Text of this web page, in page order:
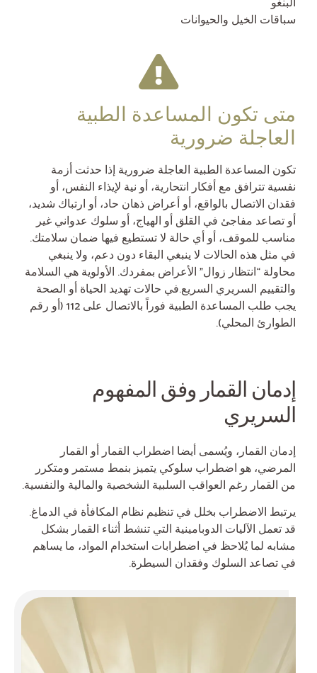
سباقات الخيل والحيوانات
متى تكون المساعدة الطبية
العاجلة ضرورية
تكون المساعدة الطبية العاجلة ضرورية إذا حدثت أزمة
نفسية تترافق مع أفكار انتحارية، أو نية لإيذاء النفس، أو
فقدان الاتصال بالواقع، أو أعراض ذهان حاد، أو ارتباك شديد،
أو تصاعد مفاجئ في القلق أو الهياج، أو سلوك عدواني غير
مناسب للموقف، أو أي حالة لا تستطيع فيها ضمان سلامتك.
في مثل هذه الحالات لا ينبغي البقاء دون دعم، ولا ينبغي
محاولة “انتظار زوال” الأعراض بمفردك. الأولوية هي السلامة
والتقييم السريري السريع.في حالات تهديد الحياة أو الصحة
يجب طلب المساعدة الطبية فوراً بالاتصال على 112 (أو رقم
الطوارئ المحلي).
إدمان القمار وفق المفهوم
السريري
إدمان القمار، ويُسمى أيضا اضطراب القمار أو القمار
المرضي، هو اضطراب سلوكي يتميز بنمط مستمر ومتكرر
من القمار رغم العواقب السلبية الشخصية والمالية والنفسية.
يرتبط الاضطراب بخلل في تنظيم نظام المكافأة في الدماغ.
قد تعمل الآليات الدوبامينية التي تنشط أثناء القمار بشكل
مشابه لما يُلاحظ في اضطرابات استخدام المواد، ما يساهم
في تصاعد السلوك وفقدان السيطرة.